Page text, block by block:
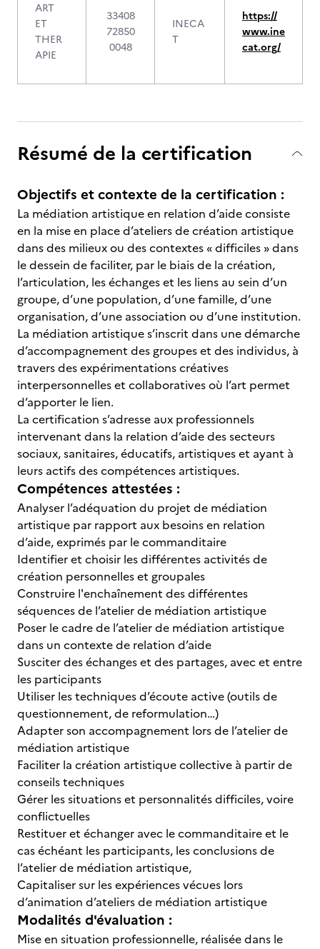
ART
ET
THER
APIE
33408
72850
0048
INECA
T
https://
www.ine
cat.org/
Résumé de la certification
Objectifs et contexte de la certification :
La médiation artistique en relation d’aide consiste
en la mise en place d’ateliers de création artistique
dans des milieux ou des contextes « difficiles » dans
le dessein de faciliter, par le biais de la création,
l’articulation, les échanges et les liens au sein d’un
groupe, d’une population, d’une famille, d’une
organisation, d’une association ou d’une institution.
La médiation artistique s’inscrit dans une démarche
d’accompagnement des groupes et des individus, à
travers des expérimentations créatives
interpersonnelles et collaboratives où l’art permet
d’apporter le lien.
La certification s’adresse aux professionnels
intervenant dans la relation d’aide des secteurs
sociaux, sanitaires, éducatifs, artistiques et ayant à
leurs actifs des compétences artistiques.
Compétences attestées :
Analyser l’adéquation du projet de médiation
artistique par rapport aux besoins en relation
d’aide, exprimés par le commanditaire
Identifier et choisir les différentes activités de
création personnelles et groupales
Construire l'enchaînement des différentes
séquences de l’atelier de médiation artistique
Poser le cadre de l’atelier de médiation artistique
dans un contexte de relation d’aide
Susciter des échanges et des partages, avec et entre
les participants
Utiliser les techniques d’écoute active (outils de
questionnement, de reformulation…)
Adapter son accompagnement lors de l’atelier de
médiation artistique
Faciliter la création artistique collective à partir de
conseils techniques
Gérer les situations et personnalités difficiles, voire
conflictuelles
Restituer et échanger avec le commanditaire et le
cas échéant les participants, les conclusions de
l’atelier de médiation artistique,
Capitaliser sur les expériences vécues lors
d’animation d’ateliers de médiation artistique
Modalités d'évaluation :
Mise en situation professionnelle, réalisée dans le